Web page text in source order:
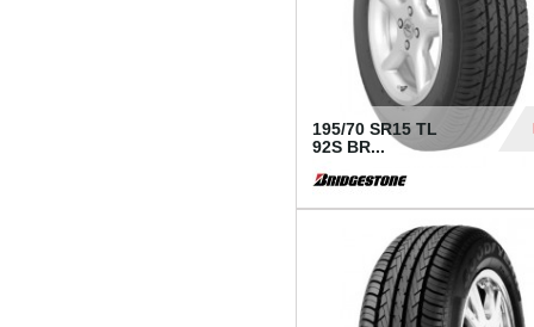
195/70 SR15 TL
92S BR...